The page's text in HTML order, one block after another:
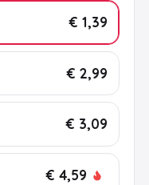
€ 1,39
€ 2,99
€ 3,09
€ 4,59